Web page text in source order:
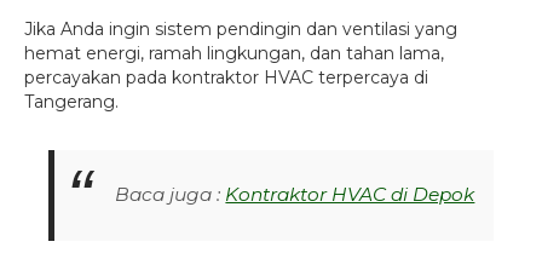
Jika Anda ingin sistem pendingin dan ventilasi yang
hemat energi, ramah lingkungan, dan tahan lama,
percayakan pada kontraktor HVAC terpercaya di
Tangerang.
Baca juga : Kontraktor HVAC di Depok